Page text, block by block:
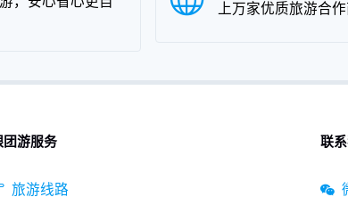
上万家优质旅游合
团游服务
旅游线路
联